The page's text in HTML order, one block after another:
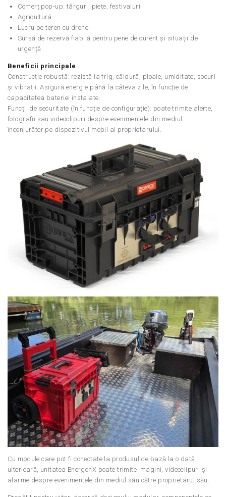
Comerț pop-up: târguri, piețe, festivaluri
Agricultură
Lucru pe teren cu drone
Sursă de rezervă fiabilă pentru pene de curent și situații de
urgență
Beneficii principale
Construcție robustă: rezistă la frig, căldură, ploaie, umiditate, șocuri
și vibrații. Asigură energie până la câteva zile, în funcție de
capacitatea bateriei instalate.
Funcții de securitate (în funcție de configurație): poate trimite alerte,
fotografii sau videoclipuri despre evenimentele din mediul
înconjurător pe dispozitivul mobil al proprietarului.
Cu module care pot fi conectate la produsul de bază la o dată
ulterioară, unitatea EnergonX poate trimite imagini, videoclipuri și
alarme despre evenimentele din mediul său către proprietarul său.